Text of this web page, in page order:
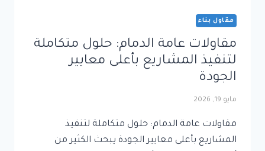
مقاول بناء
مقاولات عامة الدمام: حلول متكاملة
لتنفيذ المشاريع بأعلى معايير
الجودة
مايو 19, 2026
مقاولات عامة الدمام: حلول متكاملة لتنفيذ
المشاريع بأعلى معايير الجودة يبحث الكثير من